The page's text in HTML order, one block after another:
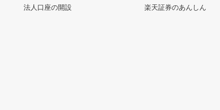
法人口座の開設
楽天証券のあんしん